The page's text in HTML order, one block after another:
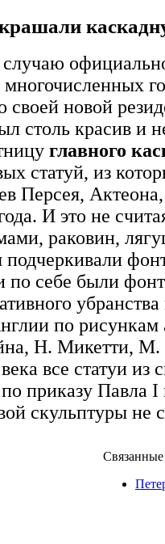
случаю
своей новой
столь красив и
главного
статуй, из
Персея,
И это не
раковин,
подчеркивали
себе были
по
Н. Микетти, М.
все статуи из
приказу Павла
скульптуры не